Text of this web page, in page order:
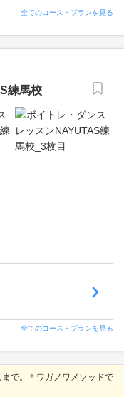
全てのコース・プランを見る
練馬校
全てのコース・プランを見る
で。＊ワガノワメソッドで